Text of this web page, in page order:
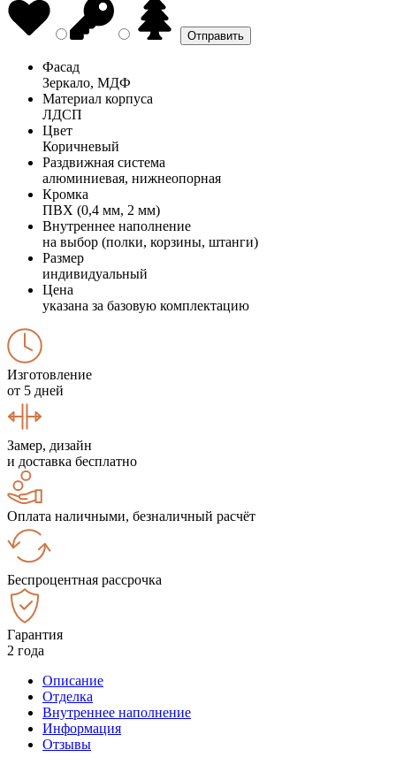
Фасад
Зеркало, МДФ
Материал корпуса
ЛДСП
Цвет
Коричневый
Раздвижная система
алюминиевая, нижнеопорная
Кромка
ПВХ (0,4 мм, 2 мм)
Внутреннее наполнение
на выбор (полки, корзины, штанги)
Размер
индивидуальный
Цена
указана за базовую комплектацию
Изготовление
от 5 дней
Замер, дизайн
и доставка бесплатно
Оплата наличными, безналичный расчёт
Беспроцентная рассрочка
Гарантия
2 года
Описание
Отделка
Внутреннее наполнение
Информация
Отзывы